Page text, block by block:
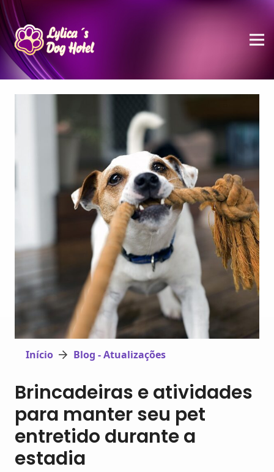
Início Blog - Atualizações
Brincadeiras e atividades
para manter seu pet
entretido durante a
estadia